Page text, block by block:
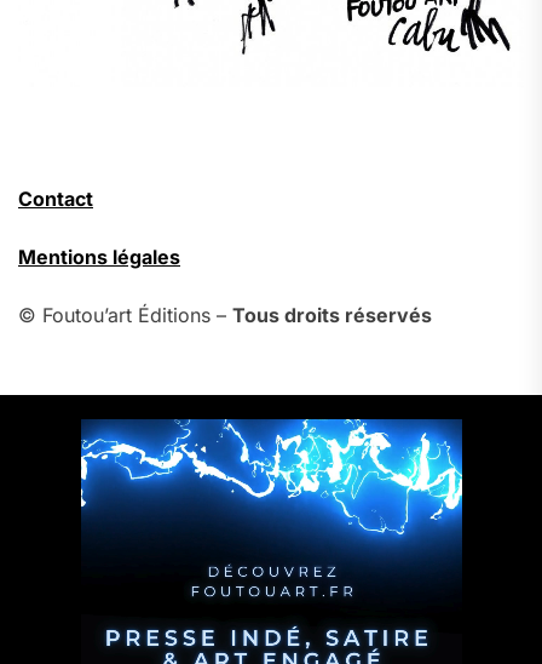
Contact
Mentions légales
© Foutou’art Éditions – Tous droits réservés